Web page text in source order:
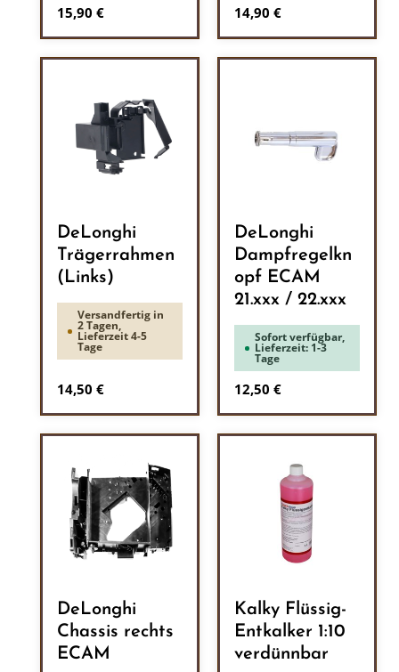
Regulärer Preis:
15,90 € Regulärer Preis:
14,90 €
DeLonghi
Trägerrahmen
(Links)
Versandfertig in
2 Tagen,
Lieferzeit 4-5
Tage
Regulärer Preis:
14,50 €
DeLonghi
Dampfregelkn
opf ECAM
21.xxx / 22.xxx
Sofort verfügbar,
Lieferzeit: 1-3
Tage
Regulärer Preis:
12,50 €
DeLonghi
Chassis rechts
ECAM
Kalky Flüssig-
Entkalker 1:10
verdünnbar